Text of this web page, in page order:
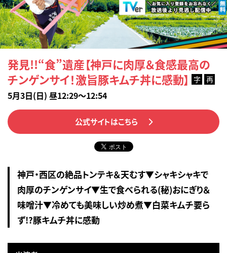
発見!!“食”遺産【神戸に肉厚＆食感最高の
チンゲンサイ！激旨豚キムチ丼に感動】
字 再
5月3日(日) 昼12:29～12:54
公式サイトはこちら
神戸・西区の絶品トンテキ＆天むす▼シャキシャキで
肉厚のチンゲンサイ▼生で食べられる(秘)おにぎり＆
味噌汁▼冷めても美味しい炒め煮▼白菜キムチ要ら
ず!?豚キムチ丼に感動